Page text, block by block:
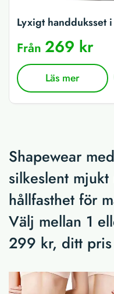
Lyxigt handduksset
Från 269 kr
Läs mer
Shapewear
silkeslent
hållfasthet för
Välj mellan 1
299 kr, ditt